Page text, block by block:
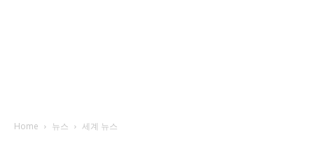
Home 뉴스 세계 뉴스